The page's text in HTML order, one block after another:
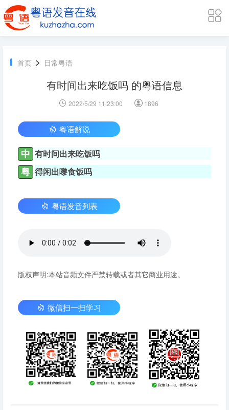
首页 > 日常粤语
有时间出来吃饭吗 的粤语信息
2022/5/29 11:23:00 1896
粤语解说
中 有时间出来吃饭吗
粤 得闲出嚟食饭吗
粤语发音列表
版权声明:本站音频文件严禁转载或者其它商业用途。
微信扫一扫学习